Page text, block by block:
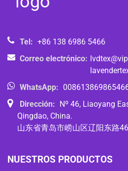
Tel: +86 138 6986 5466
Correo electrónico:
WhatsApp:
Dirección: Nº 46, Liaoyang
Qingdao, China.
山东省青岛市崂山区辽阳东路
NUESTROS PRODUCTOS